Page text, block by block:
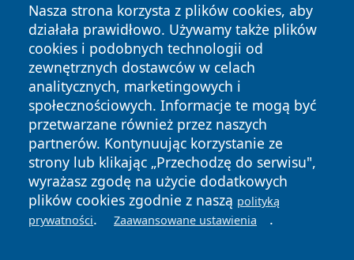
Nasza strona korzysta z plików cookies, aby
działała prawidłowo. Używamy także plików
cookies i podobnych technologii od
zewnętrznych dostawców w celach
analitycznych, marketingowych i
społecznościowych. Informacje te mogą być
przetwarzane również przez naszych
partnerów. Kontynuując korzystanie ze
strony lub klikając „Przechodzę do serwisu",
wyrażasz zgodę na użycie dodatkowych
plików cookies zgodnie z naszą polityką
prywatności. Zaawansowane ustawienia .
Copyright © 2026 lubinski24.pl Wszystkie prawa zastrzeżone.
News Autorzy
Polityka
Prywatności
Polityka
Cookies